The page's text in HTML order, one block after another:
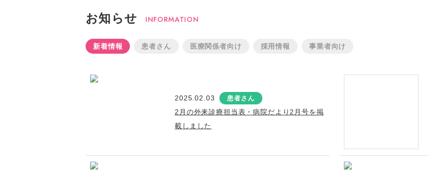
お知らせ INFORMATION
新着情報 患者さん 医療関係者向け 採用情報 事業者向け
2025.02.03 患者さん
2月の外来診療担当表・病院だより2月号を掲
載しました